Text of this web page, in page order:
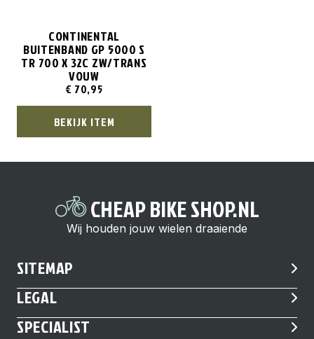
CONTINENTAL
BUITENBAND GP 5000 S
TR 700 X 32C ZW/TRANS
VOUW
€ 70,95
BEKIJK ITEM
CHEAP BIKE SHOP.NL
Wij houden jouw wielen draaiende
SITEMAP
LEGAL
SPECIALIST